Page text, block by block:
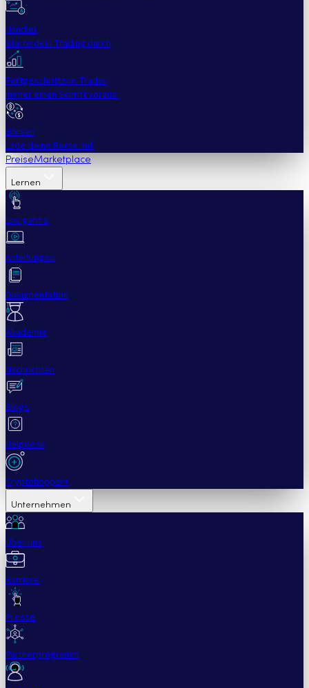
Händler
Starte dein Trading durch
Fortgeschrittene Trader
Immer einen Schritt voraus.
Börsen
Lade deine Börse auf.
PreiseMarketplace
Lernen
Los geht's
Anleitungen
Dokumentation
Akademie
Nachrichten
Blogs
Helpdesk
Cryptohopper+
Unternehmen
Über uns
Karriere
Presse
Partnerprogramm